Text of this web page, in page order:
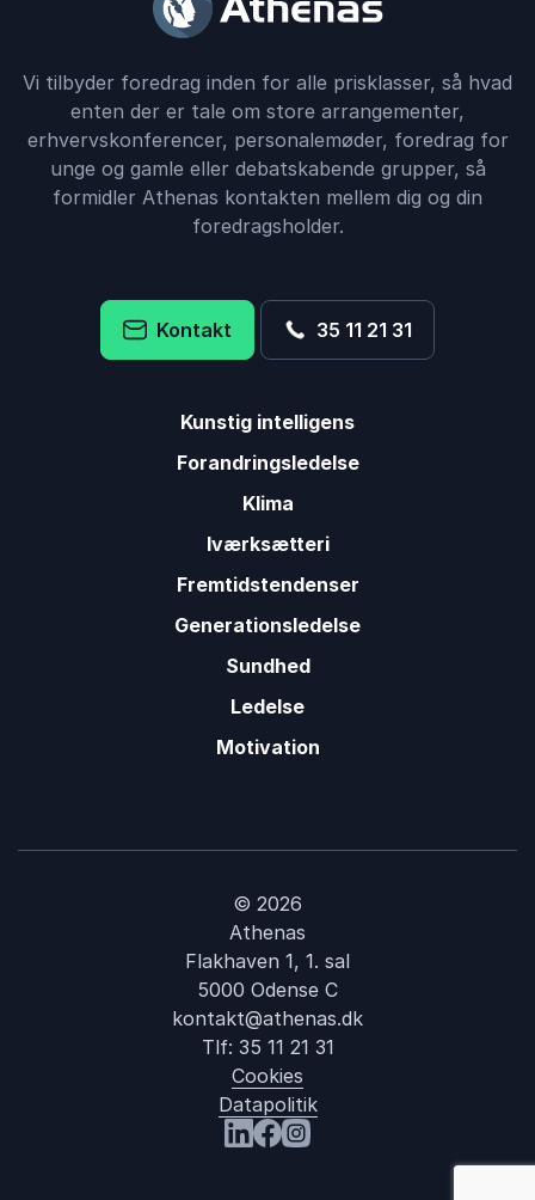
Vi tilbyder foredrag inden for alle prisklasser, så hvad
enten der er tale om store arrangementer,
erhvervskonferencer, personalemøder, foredrag for
unge og gamle eller debatskabende grupper, så
formidler Athenas kontakten mellem dig og din
foredragsholder.
Kontakt 35 11 21 31
Kunstig intelligens
Forandringsledelse
Klima
Iværksætteri
Fremtidstendenser
Generationsledelse
Sundhed
Ledelse
Motivation
© 2026
Athenas
Flakhaven 1, 1. sal
5000 Odense C
kontakt@athenas.dk
Tlf: 35 11 21 31
Cookies
Datapolitik
Besøg os på Facebook
Besøg os på Instagram